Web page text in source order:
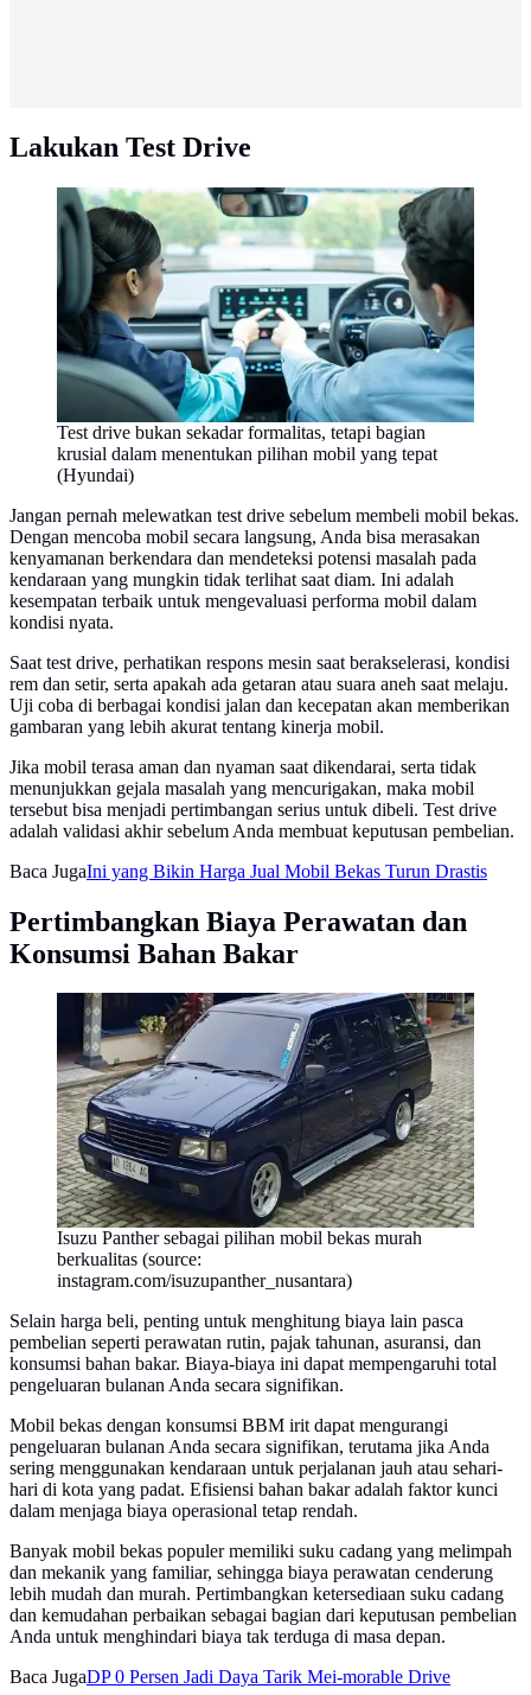
Lakukan Test Drive
Test drive bukan sekadar formalitas, tetapi bagian
krusial dalam menentukan pilihan mobil yang tepat
(Hyundai)
Jangan pernah melewatkan test drive sebelum membeli mobil bekas.
Dengan mencoba mobil secara langsung, Anda bisa merasakan
kenyamanan berkendara dan mendeteksi potensi masalah pada
kendaraan yang mungkin tidak terlihat saat diam. Ini adalah
kesempatan terbaik untuk mengevaluasi performa mobil dalam
kondisi nyata.
Saat test drive, perhatikan respons mesin saat berakselerasi, kondisi
rem dan setir, serta apakah ada getaran atau suara aneh saat melaju.
Uji coba di berbagai kondisi jalan dan kecepatan akan memberikan
gambaran yang lebih akurat tentang kinerja mobil.
Jika mobil terasa aman dan nyaman saat dikendarai, serta tidak
menunjukkan gejala masalah yang mencurigakan, maka mobil
tersebut bisa menjadi pertimbangan serius untuk dibeli. Test drive
adalah validasi akhir sebelum Anda membuat keputusan pembelian.
Baca JugaIni yang Bikin Harga Jual Mobil Bekas Turun Drastis
Pertimbangkan Biaya Perawatan dan
Konsumsi Bahan Bakar
Isuzu Panther sebagai pilihan mobil bekas murah
berkualitas (source:
instagram.com/isuzupanther_nusantara)
Selain harga beli, penting untuk menghitung biaya lain pasca
pembelian seperti perawatan rutin, pajak tahunan, asuransi, dan
konsumsi bahan bakar. Biaya-biaya ini dapat mempengaruhi total
pengeluaran bulanan Anda secara signifikan.
Mobil bekas dengan konsumsi BBM irit dapat mengurangi
pengeluaran bulanan Anda secara signifikan, terutama jika Anda
sering menggunakan kendaraan untuk perjalanan jauh atau sehari-
hari di kota yang padat. Efisiensi bahan bakar adalah faktor kunci
dalam menjaga biaya operasional tetap rendah.
Banyak mobil bekas populer memiliki suku cadang yang melimpah
dan mekanik yang familiar, sehingga biaya perawatan cenderung
lebih mudah dan murah. Pertimbangkan ketersediaan suku cadang
dan kemudahan perbaikan sebagai bagian dari keputusan pembelian
Anda untuk menghindari biaya tak terduga di masa depan.
Baca JugaDP 0 Persen Jadi Daya Tarik Mei-morable Drive